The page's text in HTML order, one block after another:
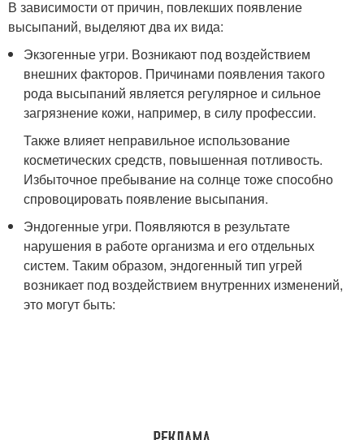
В зависимости от причин, повлекших появление
высыпаний, выделяют два их вида:
Экзогенные угри. Возникают под воздействием
внешних факторов. Причинами появления такого
рода высыпаний является регулярное и сильное
загрязнение кожи, например, в силу профессии.
Также влияет неправильное использование
косметических средств, повышенная потливость.
Избыточное пребывание на солнце тоже способно
спровоцировать появление высыпания.
Эндогенные угри. Появляются в результате
нарушения в работе организма и его отдельных
систем. Таким образом, эндогенный тип угрей
возникает под воздействием внутренних изменений,
это могут быть: